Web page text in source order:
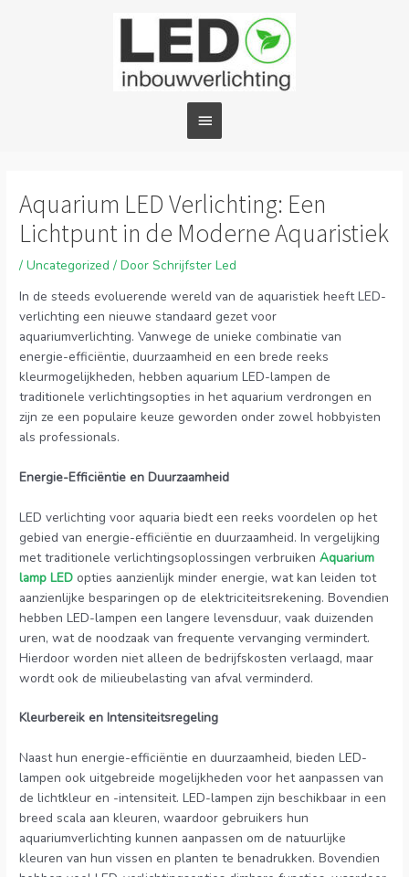
Hoofdmenu
Aquarium LED Verlichting: Een
Lichtpunt in de Moderne Aquaristiek
/Uncategorized / Door Schrijfster Led
In de steeds evoluerende wereld van de aquaristiek heeft LED-
verlichting een nieuwe standaard gezet voor
aquariumverlichting. Vanwege de unieke combinatie van
energie-efficiëntie, duurzaamheid en een brede reeks
kleurmogelijkheden, hebben aquarium LED-lampen de
traditionele verlichtingsopties in het aquarium verdrongen en
zijn ze een populaire keuze geworden onder zowel hobbyisten
als professionals.
Energie-Efficiëntie en Duurzaamheid
LED verlichting voor aquaria biedt een reeks voordelen op het
gebied van energie-efficiëntie en duurzaamheid. In vergelijking
met traditionele verlichtingsoplossingen verbruikenAquarium
lamp LED opties aanzienlijk minder energie, wat kan leiden tot
aanzienlijke besparingen op de elektriciteitsrekening. Bovendien
hebben LED-lampen een langere levensduur, vaak duizenden
uren, wat de noodzaak van frequente vervanging vermindert.
Hierdoor worden niet alleen de bedrijfskosten verlaagd, maar
wordt ook de milieubelasting van afval verminderd.
Kleurbereik en Intensiteitsregeling
Naast hun energie-efficiëntie en duurzaamheid, bieden LED-
lampen ook uitgebreide mogelijkheden voor het aanpassen van
de lichtkleur en -intensiteit. LED-lampen zijn beschikbaar in een
breed scala aan kleuren, waardoor gebruikers hun
aquariumverlichting kunnen aanpassen om de natuurlijke
kleuren van hun vissen en planten te benadrukken. Bovendien